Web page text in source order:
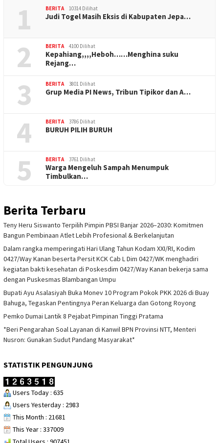
1 BERITA 10314 Dilihat
Judi Togel Masih Eksis di Kabupaten Jepa…
2 BERITA 4100 Dilihat
Kepahiang,,,,Heboh……Menghina suku
Rejang…
3 BERITA 3801 Dilihat
Grup Media PI News, Tribun Tipikor dan A…
4 BERITA 3786 Dilihat
BURUH PILIH BURUH
5 BERITA 3761 Dilihat
Warga Mengeluh Sampah Menumpuk
Timbulkan…
Berita Terbaru
Teny Heru Siswanto Terpilih Pimpin PBSI Banjar 2026–2030: Komitmen
Bangun Pembinaan Atlet Lebih Profesional & Berkelanjutan
Dalam rangka memperingati Hari Ulang Tahun Kodam XXI/RI, Kodim
0427/Way Kanan beserta Persit KCK Cab L Dim 0427/WK menghadiri
kegiatan bakti kesehatan di Poskesdim 0427/Way Kanan bekerja sama
dengan Puskesmas Blambangan Umpu
Bupati Ayu Asalasiyah Buka Monev 10 Program Pokok PKK 2026 di Buay
Bahuga, Tegaskan Pentingnya Peran Keluarga dan Gotong Royong
Pemko Dumai Lantik 8 Pejabat Pimpinan Tinggi Pratama
*Beri Pengarahan Soal Layanan di Kanwil BPN Provinsi NTT, Menteri
Nusron: Gunakan Sudut Pandang Masyarakat*
STATISTIK PENGUNJUNG
Users Today : 635
Users Yesterday : 2983
This Month : 21681
This Year : 337009